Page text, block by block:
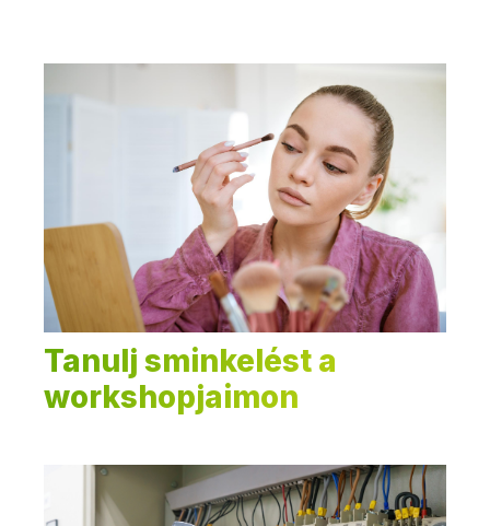
Tanulj sminkelést a
workshopjaimon